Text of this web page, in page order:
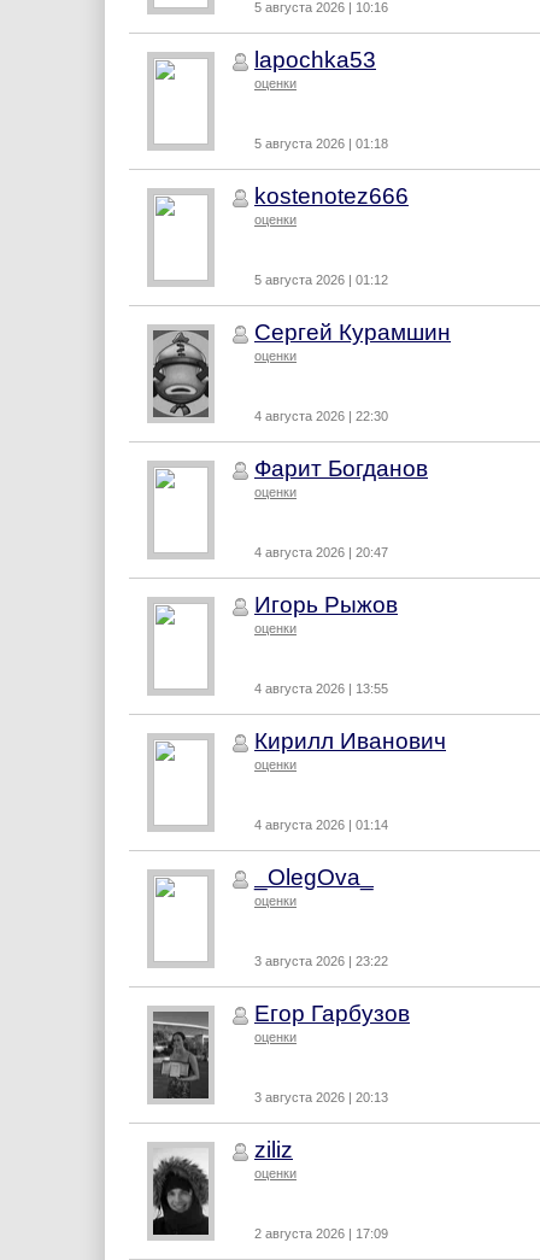
5 августа 2026 | 10:16
lapochka53
оценки
5 августа 2026 | 01:18
kostenotez666
оценки
5 августа 2026 | 01:12
Сергей Курамшин
оценки
4 августа 2026 | 22:30
Фарит Богданов
оценки
4 августа 2026 | 20:47
Игорь Рыжов
оценки
4 августа 2026 | 13:55
Кирилл Иванович
оценки
4 августа 2026 | 01:14
_OlegOva_
оценки
3 августа 2026 | 23:22
Егор Гарбузов
оценки
3 августа 2026 | 20:13
ziliz
оценки
2 августа 2026 | 17:09